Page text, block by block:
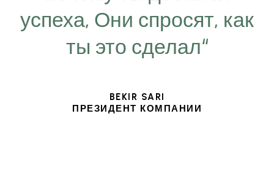
успеха, Они спросят, как
ты это сделал“
BEKIR SARI
ПРЕЗИДЕНТ КОМПАНИИ